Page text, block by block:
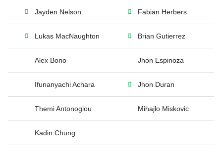
Jayden Nelson Fabian Herbers
Lukas MacNaughton Brian Gutierrez
Alex Bono Jhon Espinoza
Ifunanyachi Achara Jhon Duran
Themi Antonoglou Mihajlo Miskovic
Kadin Chung